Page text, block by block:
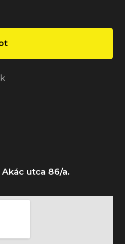
utca 86/a.